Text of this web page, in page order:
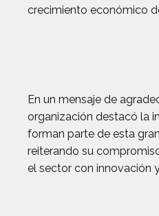
crecimiento económico
En un mensaje de
organización destacó la
forman parte de esta
reiterando su
el sector con innovación